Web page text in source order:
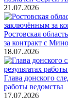
21.07.2026
Ростовская
за контракт с
18.07.2026
Глава донского
работы ведомства
17.07.2026